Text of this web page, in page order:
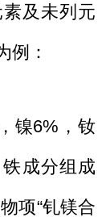
及未列元
例：
镍6%，钕
成分组成
项“钆镁合